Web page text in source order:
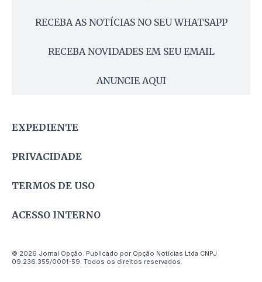
RECEBA AS NOTÍCIAS NO SEU WHATSAPP
RECEBA NOVIDADES EM SEU EMAIL
ANUNCIE AQUI
EXPEDIENTE
PRIVACIDADE
TERMOS DE USO
ACESSO INTERNO
© 2026 Jornal Opção. Publicado por Opção Notícias Ltda CNPJ
09.236.355/0001-59. Todos os direitos reservados.